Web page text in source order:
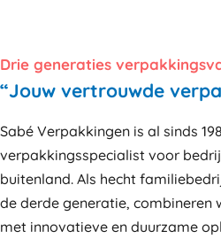
Drie generaties
“Jouw vertrouwde
Sabé Verpakkingen is al sinds
verpakkingsspecialist voor
buitenland. Als hecht
de derde generatie, combineren
met innovatieve en duurzame